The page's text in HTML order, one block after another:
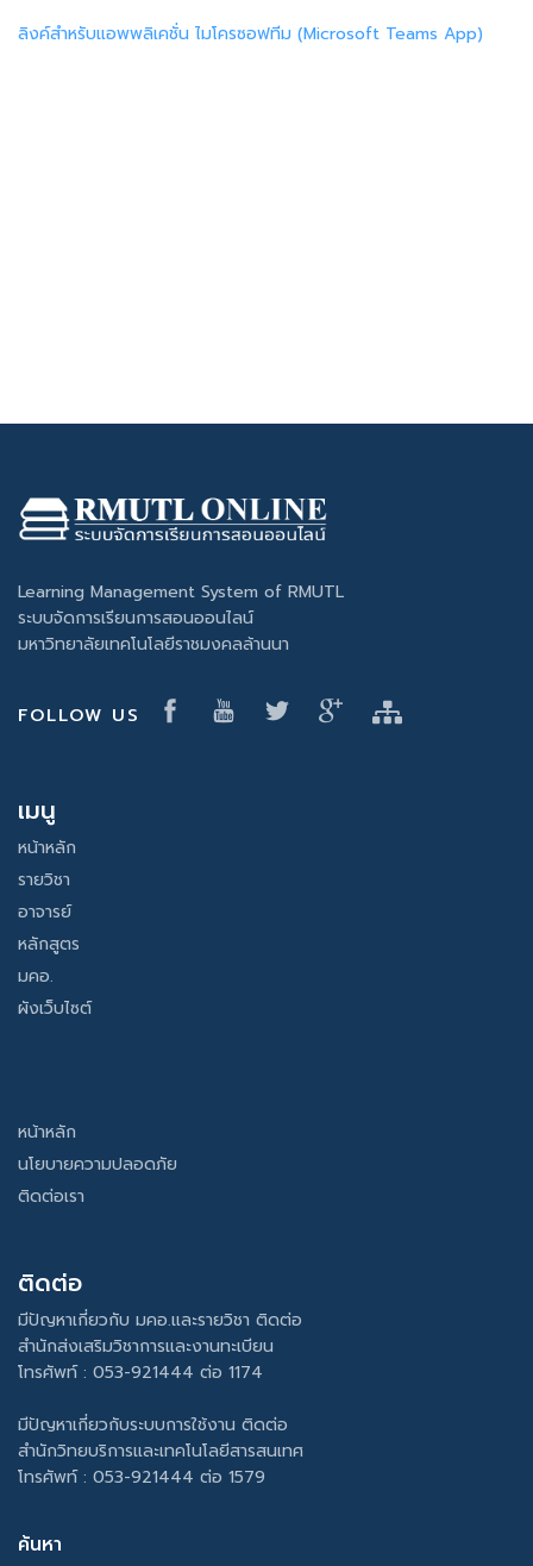
ลิงค์สำหรับแอพพลิเคชั่น ไมโครซอฟทีม (Microsoft Teams App)
Learning Management System of RMUTL
ระบบจัดการเรียนการสอนออนไลน์
มหาวิทยาลัยเทคโนโลยีราชมงคลล้านนา
FOLLOW US
เมนู
หน้าหลัก
รายวิชา
อาจารย์
หลักสูตร
มคอ.
ผังเว็บไซต์
หน้าหลัก
นโยบายความปลอดภัย
ติดต่อเรา
ติดต่อ
มีปัญหาเกี่ยวกับ มคอ.และรายวิชา ติดต่อ
สำนักส่งเสริมวิชาการและงานทะเบียน
โทรศัพท์ : 053-921444 ต่อ 1174
มีปัญหาเกี่ยวกับระบบการใช้งาน ติดต่อ
สำนักวิทยบริการและเทคโนโลยีสารสนเทศ
โทรศัพท์ : 053-921444 ต่อ 1579
ค้นหา